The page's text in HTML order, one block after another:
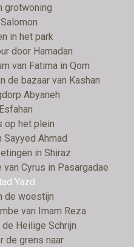
grotwoning
in het park
door Hamadan
van Fatima in Qom
de bazaar van Kashan
Abyaneh
op het plein
Sayyed Ahmad
in Shiraz
Cyrus in Pasargadae
Yazd
de woestijn
van Imam Reza
de Heilige Schrijn
de grens naar